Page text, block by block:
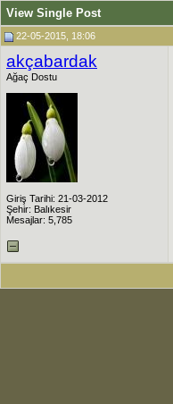
View Single Post
22-05-2015, 18:06
akçabardak
Ağaç Dostu
Giriş Tarihi: 21-03-2012
Şehir: Balıkesir
Mesajlar: 5,785